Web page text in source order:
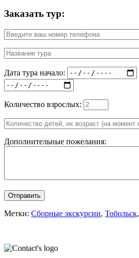
Заказать тур:
Дата тура начало:
Количество взрослых:
Дополнительные пожелания:
Отправить
Метки: Сборные экскурсии, Тобольск,